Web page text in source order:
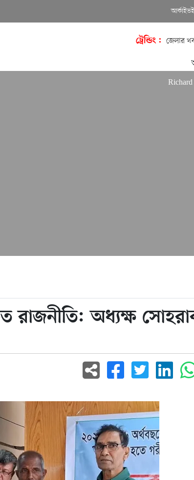
আর্কাইভ
ট্রেন্ডিং : জেলার
Richard
রাজনীতি: অধ্যক্ষ